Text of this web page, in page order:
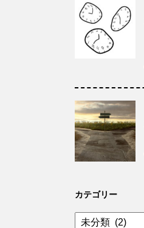
カテゴリー